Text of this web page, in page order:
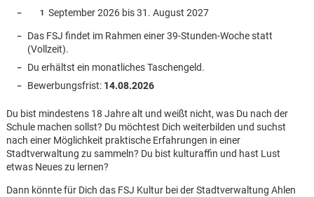
September 2026 bis 31. August 2027
Das FSJ findet im Rahmen einer 39-Stunden-Woche statt
(Vollzeit).
Du erhältst ein monatliches Taschengeld.
Bewerbungsfrist: 14.08.2026
Du bist mindestens 18 Jahre alt und weißt nicht, was Du nach der
Schule machen sollst? Du möchtest Dich weiterbilden und suchst
nach einer Möglichkeit praktische Erfahrungen in einer
Stadtverwaltung zu sammeln? Du bist kulturaffin und hast Lust
etwas Neues zu lernen?
Dann könnte für Dich das FSJ Kultur bei der Stadtverwaltung Ahlen